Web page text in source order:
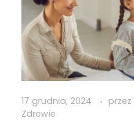
17 grudnia, 2024 przez
Zdrowie